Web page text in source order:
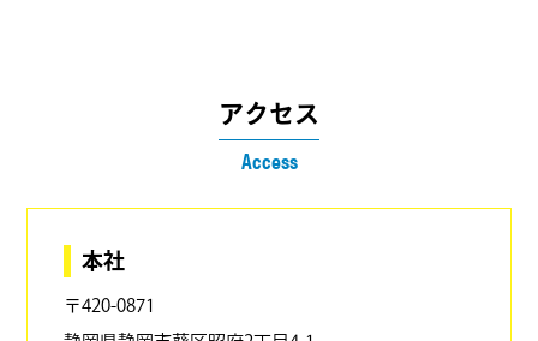
アクセス
Access
本社
〒420-0871